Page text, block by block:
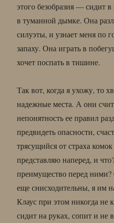
этого безобразия — сидит
в туманной дымке. Она
силуэты, и узнает меня по
запаху. Она играть в
хочет поспать в тишине.
Так вот, когда я ухожу, то
надежные места. А они
непонятность ее правил
предвидеть опасности,
трясущийся от страха
представляю наперед, и
преимущество перед
еще снисходительны, я им
Клаус при этом никогда не
сидит на руках, сопит и не